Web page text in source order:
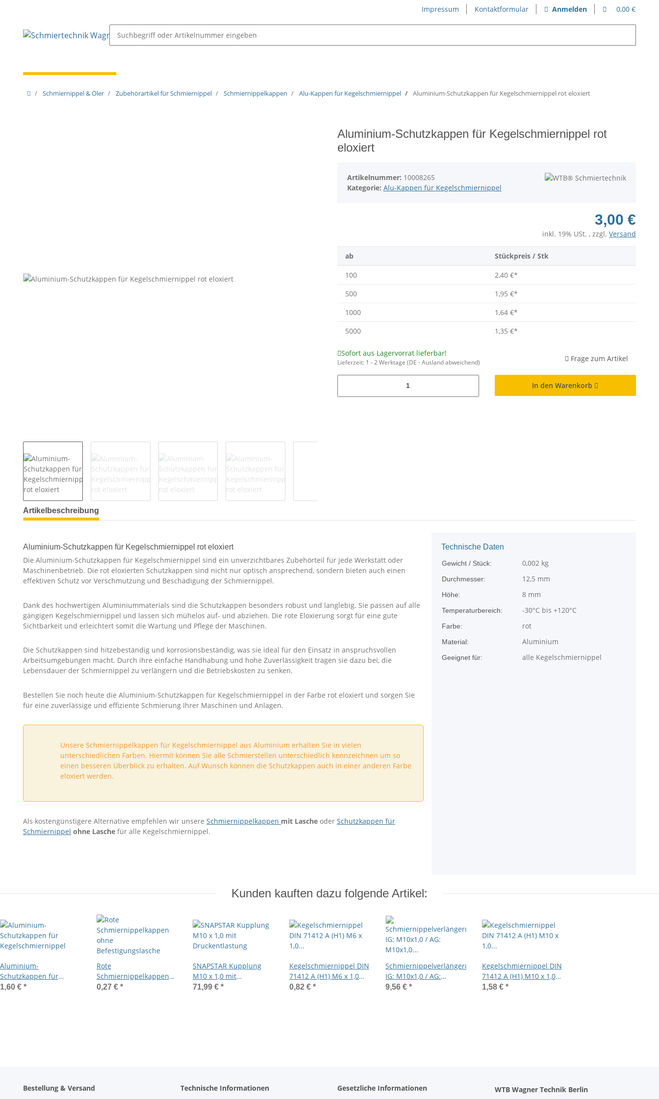
Impressum Kontaktformular Anmelden 0,00 €
Schmiernippel & Öler Zubehörartikel für Schmiernippel Schmiernippelkappen Alu-Kappen für Kegelschmiernippel Aluminium-Schutzkappen für Kegelschmiernippel rot eloxiert
Aluminium-Schutzkappen für Kegelschmiernippel rot
eloxiert
Artikelnummer: 10008265
Kategorie: Alu-Kappen für Kegelschmiernippel
3,00 €
inkl. 19% USt. , zzgl. Versand
ab Stückpreis / Stk
100 2,40 €*
500
1,95 €*
1000
1,64 €*
5000
1,35 €*
Sofort aus Lagervorrat lieferbar!
Lieferzeit: 1 - 2 Werktage (DE - Ausland abweichend) Frage zum Artikel
In den Warenkorb
Artikelbeschreibung
Aluminium-Schutzkappen für Kegelschmiernippel rot eloxiert
Die Aluminium-Schutzkappen für Kegelschmiernippel sind ein unverzichtbares Zubehörteil für jede Werkstatt oder
Maschinenbetrieb. Die rot eloxierten Schutzkappen sind nicht nur optisch ansprechend, sondern bieten auch einen
effektiven Schutz vor Verschmutzung und Beschädigung der Schmiernippel.
Dank des hochwertigen Aluminiummaterials sind die Schutzkappen besonders robust und langlebig. Sie passen auf alle
gängigen Kegelschmiernippel und lassen sich mühelos auf- und abziehen. Die rote Eloxierung sorgt für eine gute
Sichtbarkeit und erleichtert somit die Wartung und Pflege der Maschinen.
Die Schutzkappen sind hitzebeständig und korrosionsbeständig, was sie ideal für den Einsatz in anspruchsvollen
Arbeitsumgebungen macht. Durch ihre einfache Handhabung und hohe Zuverlässigkeit tragen sie dazu bei, die
Lebensdauer der Schmiernippel zu verlängern und die Betriebskosten zu senken.
Bestellen Sie noch heute die Aluminium-Schutzkappen für Kegelschmiernippel in der Farbe rot eloxiert und sorgen Sie
für eine zuverlässige und effiziente Schmierung Ihrer Maschinen und Anlagen.
Unsere Schmiernippelkappen für Kegelschmiernippel aus Aluminium erhalten Sie in vielen
unterschiedlichen Farben. Hiermit können Sie alle Schmierstellen unterschiedlich kennzeichnen um so
einen besseren Überblick zu erhalten. Auf Wunsch können die Schutzkappen auch in einer anderen Farbe
eloxiert werden.
Als kostengünstigere Alternative empfehlen wir unsere Schmiernippelkappen mit Lasche oder Schutzkappen für
Schmiernippel ohne Lasche für alle Kegelschmiernippel.
Technische Daten
Gewicht / Stück: 0,002 kg
Durchmesser: 12,5 mm
Höhe: 8 mm
Temperaturbereich: -30°C bis +120°C
Farbe: rot
Material: Aluminium
Geeignet für: alle Kegelschmiernippel
Kunden kauften dazu folgende Artikel:
Aluminium-
Schutzkappen für
Kegelschmiernippel
1,60 € *
Rote
Schmiernippelkappen
ohne
0,27 € *
SNAPSTAR Kupplung
M10 x 1,0 mit
Druckentlastung
71,99 €*
Kegelschmiernippel DIN
71412 A (H1) M6 x 1,0
Gewindelänge 8mm
0,82 € *
Schmiernippelverlängerung
IG: M10x1,0 / AG:
M10x1,0 70mm
9,56 €*
Kegelschmiernippel DIN
71412 A (H1) M10 x 1,0
Gewindelänge 7,5mm
1,58 € *
Bestellung & Versand
Technische Informationen
Gesetzliche Informationen
WTB Wagner Technik Berlin